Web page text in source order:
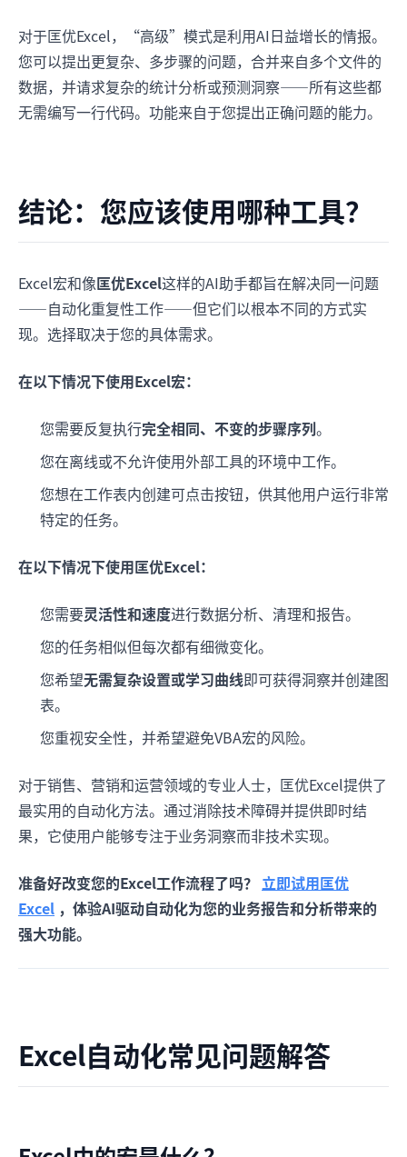
对于匡优Excel，“高级”模式是利用AI日益增长的情报。
您可以提出更复杂、多步骤的问题，合并来自多个文件的
数据，并请求复杂的统计分析或预测洞察——所有这些都
无需编写一行代码。功能来自于您提出正确问题的能力。
结论：您应该使用哪种工具？
Excel宏和像匡优Excel这样的AI助手都旨在解决同一问题
——自动化重复性工作——但它们以根本不同的方式实
现。选择取决于您的具体需求。
在以下情况下使用Excel宏：
您需要反复执行完全相同、不变的步骤序列。
您在离线或不允许使用外部工具的环境中工作。
您想在工作表内创建可点击按钮，供其他用户运行非常
特定的任务。
在以下情况下使用匡优Excel：
您需要灵活性和速度进行数据分析、清理和报告。
您的任务相似但每次都有细微变化。
您希望无需复杂设置或学习曲线即可获得洞察并创建图
表。
您重视安全性，并希望避免VBA宏的风险。
对于销售、营销和运营领域的专业人士，匡优Excel提供了
最实用的自动化方法。通过消除技术障碍并提供即时结
果，它使用户能够专注于业务洞察而非技术实现。
准备好改变您的Excel工作流程了吗？ 立即试用匡优
Excel ，体验AI驱动自动化为您的业务报告和分析带来的
强大功能。
Excel自动化常见问题解答